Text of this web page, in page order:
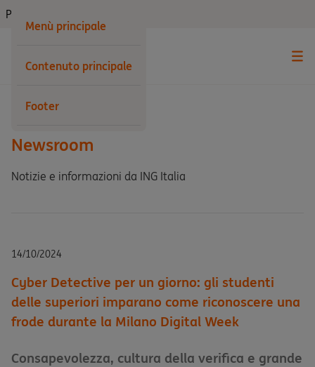
Menù principale
Contenuto principale
Footer
Privati
Newsroom
Notizie e informazioni da ING Italia
14/10/2024
Cyber Detective per un giorno: gli studenti
delle superiori imparano come riconoscere una
frode durante la Milano Digital Week
Consapevolezza, cultura della verifica e grande